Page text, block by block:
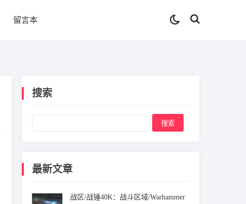
留言本
搜索
最新文章
战区/战锤40K：战斗区域/Warhammer